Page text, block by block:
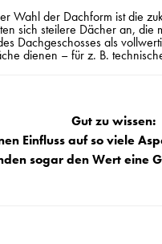
Wahl der Dachform ist die
sich steilere Dächer an,
Dachgeschosses als
dienen – für z. B.
Gut zu wissen:
Einfluss auf so viele
sogar den Wert eine